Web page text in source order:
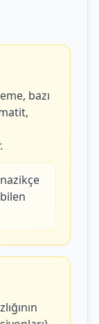
bazı